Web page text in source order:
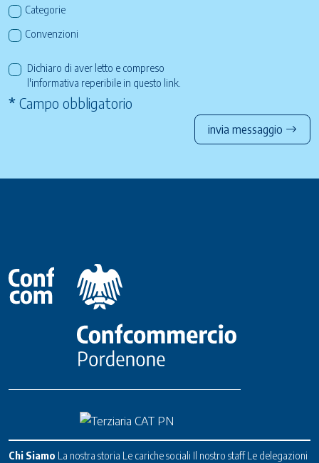
Categorie
Convenzioni
Dichiaro di aver letto e compreso
l'informativa reperibile in questo link
* Campo obbligatorio
invia messaggio
Chi Siamo La nostra storia Le cariche sociali Il nostro staff Le delegazioni